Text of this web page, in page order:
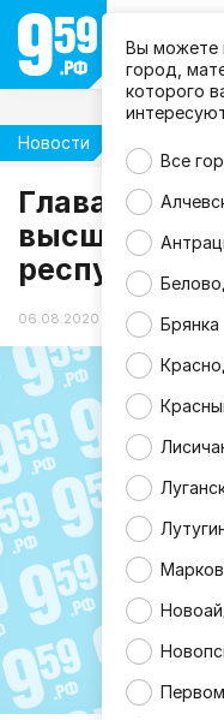
Вы можете
город,
которого
Все
Брянка
Новости
Глава ЛНР
высшее
республики
06.08.2020 16:09